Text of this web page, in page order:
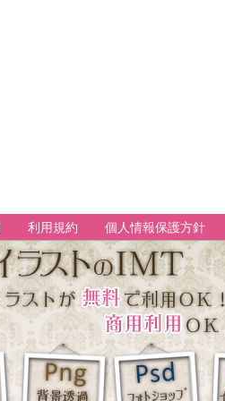
利用規約 個人情報保護方針